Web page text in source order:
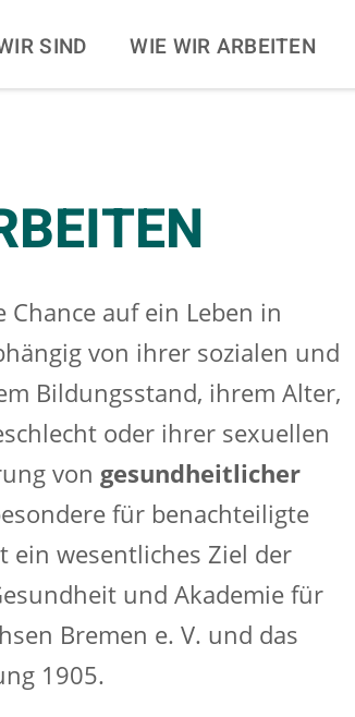
SIND WIE WIR ARBEITEN
auf ein Leben in
von ihrer sozialen und
Bildungsstand, ihrem Alter,
oder ihrer sexuellen
von gesundheitlicher
für benachteiligte
ein wesentliches Ziel der
und Akademie für
Bremen e. V. und das
1905.